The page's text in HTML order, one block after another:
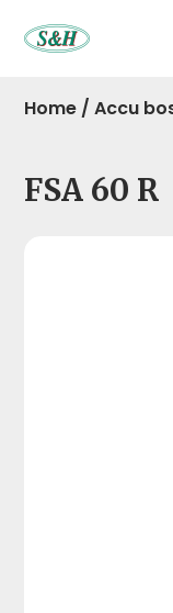
Home /Accu
FSA 60 R